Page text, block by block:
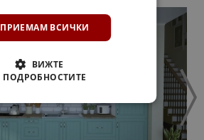
ПРИЕМАМ ВСИЧКИ
ВИЖТЕ
ПОДРОБНОСТИТЕ